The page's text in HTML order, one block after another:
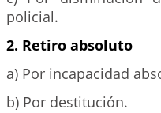
policial.
2. Retiro absoluto
a) Por incapacidad
b) Por destitución.